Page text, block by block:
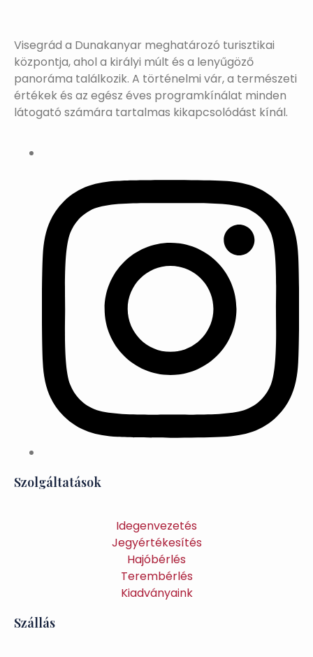
Visegrád a Dunakanyar meghatározó turisztikai
központja, ahol a királyi múlt és a lenyűgöző
panoráma találkozik. A történelmi vár, a természeti
értékek és az egész éves programkínálat minden
látogató számára tartalmas kikapcsolódást kínál.
Szolgáltatások
Idegenvezetés
Jegyértékesítés
Hajóbérlés
Terembérlés
Kiadványaink
Szállás